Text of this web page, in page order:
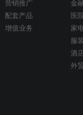
营销推广
配套产品
增值业务
金
医
家
服
酒
外